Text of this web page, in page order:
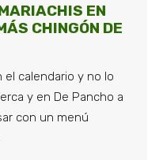
EN
CHINGÓN DE
el calendario y no lo
y en De Pancho a
con un menú